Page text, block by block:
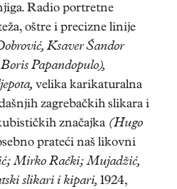
Radio portretne
oštre i precizne linije
Ksaver Šandor
Papandopulo),
velika karikaturalna
zagrebačkih slikara i
značajka (Hugo
prateći naš likovni
Mirko Rački; Mujadžić,
slikari i kipari, 1924,